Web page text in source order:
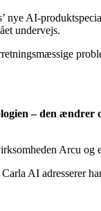
nye AI-
undervejs.
– den ændrer
Arcu
AI adresserer